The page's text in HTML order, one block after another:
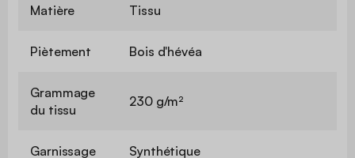
Matière Tissu
Piètement Bois d'hévéa
Grammage
du tissu
230 g/m²
Garnissage Synthétique